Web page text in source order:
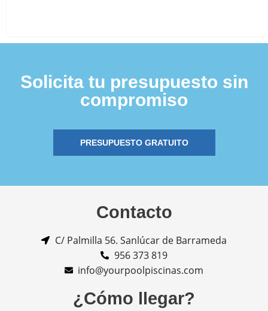
Solicita tu presupuesto sin
compromiso
PRESUPUESTO GRATUITO
Contacto
C/ Palmilla 56. Sanlúcar de Barrameda
956 373 819
info@yourpoolpiscinas.com
¿Cómo llegar?